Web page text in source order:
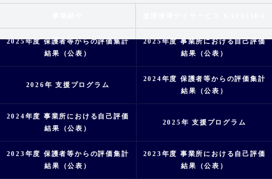
2025年度 保護者等からの評価集計
結果（公表）
2025年度 事業所における自己評価
結果（公表）
2026年 支援プログラム
2024年度 保護者等からの評価集計
結果（公表）
2024年度 事業所における自己評価
結果（公表）
2025年 支援プログラム
2023年度 保護者等からの評価集計
結果（公表）
2023年度 事業所における自己評価
結果（公表）